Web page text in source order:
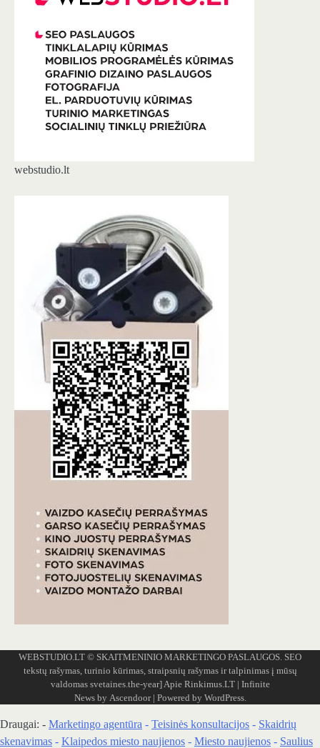
webstudio.lt
WEBSTUDIO.LT © SKAITMENINIO MARKETINGO PASLAUGOS. SEO
tekstų rašymas, turinio kūrimas, straipsnių rašymas ir talpinimas į mūsų
valdomas svetaines.the-year]Apie Rinkimus.LT| Infinite
News by Ascendoor| Powered by WordPress.
Draugai: - Marketingo agentūra - Teisinės konsultacijos - Skaidrių
skenavimas - Klaipedos miesto naujienos - Miesto naujienos - Saulius